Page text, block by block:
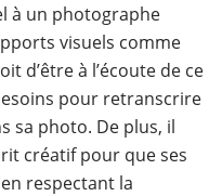
à un photographe
visuels comme
d’être à l’écoute de ce
pour retranscrire
sa photo. De plus, il
créatif pour que ses
respectant la